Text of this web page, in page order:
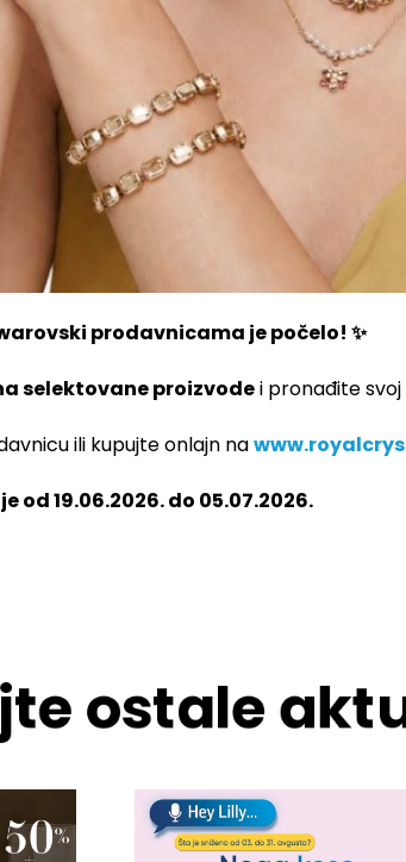
prodavnicama je počelo! ✨
selektovane proizvodei pronađite
ili kupujte onlajn na
od 19.06.2026. do 05.07.2026.
ostale